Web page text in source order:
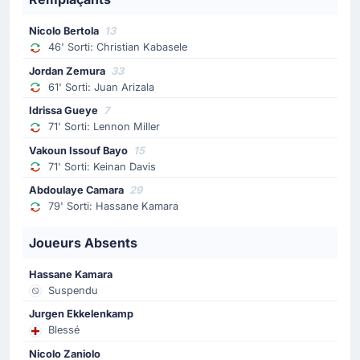
Le joueur de Udinese Calcio, Hassane Kamara, écope
61'
Juan Arizala
Juan Arizala a été remplacé par Jordan Zemura.
Changement de joueur
Romano Floriani
US Cremonese effectue son deuxième changement
avec Romano Floriani Mussolini qui remplace Tommaso
Changement de joueur
Nicolo Bertola 13
46' Sorti: Christian Kabasele
Jordan Zemura 33
61' Sorti: Juan Arizala
Idrissa Gueye 7
71' Sorti: Lennon Miller
Vakoun Issouf Bayo 15
71' Sorti: Keinan Davis
Abdoulaye Camara 29
79' Sorti: Hassane Kamara
Joueurs Absents
Hassane Kamara
Suspendu
Jurgen Ekkelenkamp
Blessé
Nicolo Zaniolo